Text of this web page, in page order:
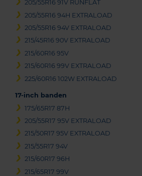
205/55R16 91V RUNFLAT
205/55R16 94H EXTRALOAD
205/55R16 94V EXTRALOAD
215/45R16 90V EXTRALOAD
215/60R16 95V
215/60R16 99V EXTRALOAD
225/60R16 102W EXTRALOAD
17-inch banden
175/65R17 87H
205/55R17 95V EXTRALOAD
215/50R17 95V EXTRALOAD
215/55R17 94V
215/60R17 96H
215/65R17 99V